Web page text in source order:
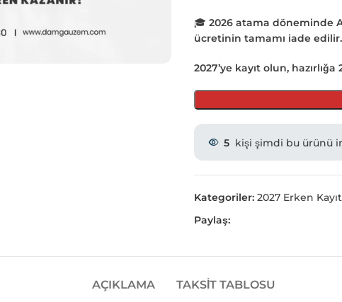
🎓 2026 atama döneminde
ücretinin tamamı iade edilir.
2027’ye kayıt olun, hazırlığa
5 kişi şimdi bu ürünü
Kategoriler: 2027 Erken Kayıt
Paylaş:
AÇIKLAMA TAKSIT TABLOSU